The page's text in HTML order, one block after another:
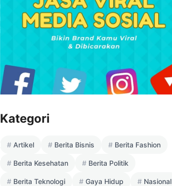
Kategori
Artikel Berita Bisnis Berita Fashion
Berita Kesehatan Berita Politik
Berita Teknologi Gaya Hidup Nasional